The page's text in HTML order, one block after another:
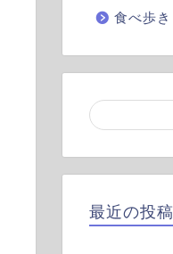
食べ歩き
最近の投稿